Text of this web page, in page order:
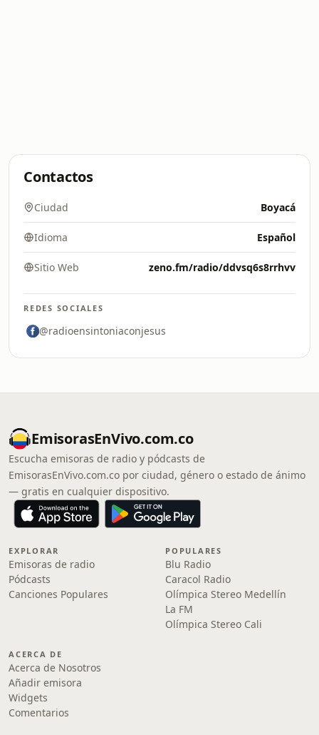
Contactos
Ciudad Boyacá
Idioma Español
Sitio Web zeno.fm/radio/ddvsq6s8rrhvv
REDES SOCIALES
@radioensintoniaconjesus
EmisorasEnVivo.com.co
Escucha emisoras de radio y pódcasts de
EmisorasEnVivo.com.co por ciudad, género o estado de ánimo
— gratis en cualquier dispositivo.
EXPLORAR
Emisoras de radio
Pódcasts
Canciones Populares
POPULARES
Blu Radio
Caracol Radio
Olímpica Stereo Medellín
La FM
Olímpica Stereo Cali
ACERCA DE
Acerca de Nosotros
Añadir emisora
Widgets
Comentarios